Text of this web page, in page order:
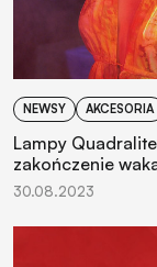
NEWSY AKCESORIA
Lampy
zakończenie
30.08.2023